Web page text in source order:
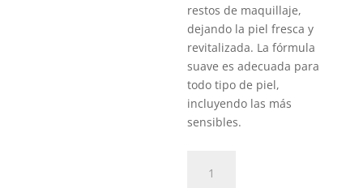
restos de maquillaje,
dejando la piel fresca y
revitalizada. La fórmula
suave es adecuada para
todo tipo de piel,
incluyendo las más
sensibles.
Kallow